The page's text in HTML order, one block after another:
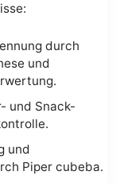
durch
und
und Snack-
und
Piper cubeba.